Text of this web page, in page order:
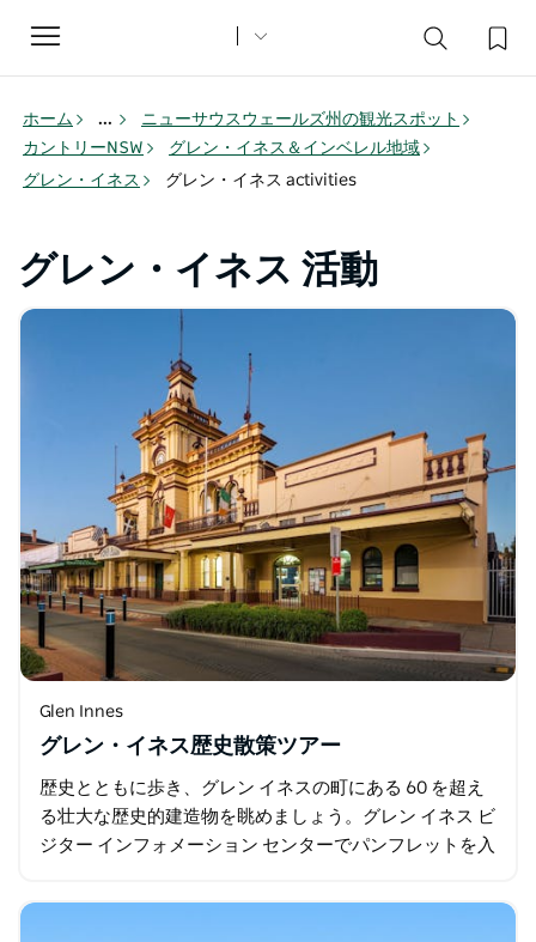
Toggle
navigation
ホーム ...
ニューサウスウェールズ州の観光スポット
カントリーNSW
グレン・イネス＆インベレル地域
グレン・イネス
グレン・イネス activities
グレン・イネス 活動
Glen Innes
グレン・イネス歴史散策ツアー
歴史とともに歩き、グレン イネスの町にある 60 を超え
る壮大な歴史的建造物を眺めましょう。グレン イネス ビ
ジター インフォメーション センターでパンフレットを入
建物の前に立って、歴史…